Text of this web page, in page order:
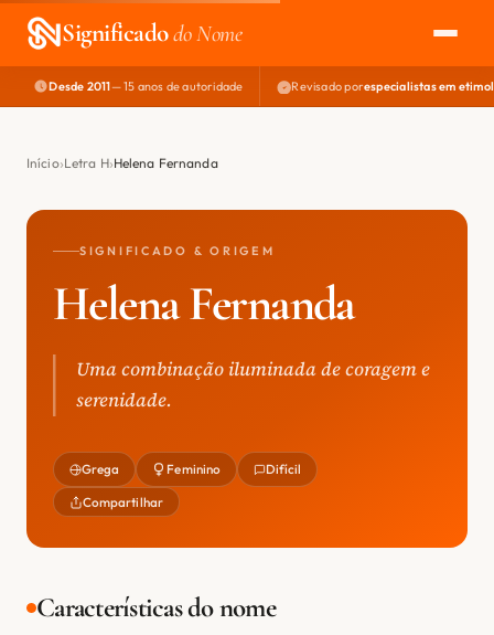
Significadodo Nome
EXPLORAR
NOME PERFEITO
Desde 2011— 15 anos de autoridade Revisado porespecialistas em
Início Letra H Helena Fernanda
SIGNIFICADO & ORIGEM
Helena Fernanda
Uma combinação iluminada de coragem e
serenidade.
Grega Feminino Difícil
Compartilhar
Características do nome